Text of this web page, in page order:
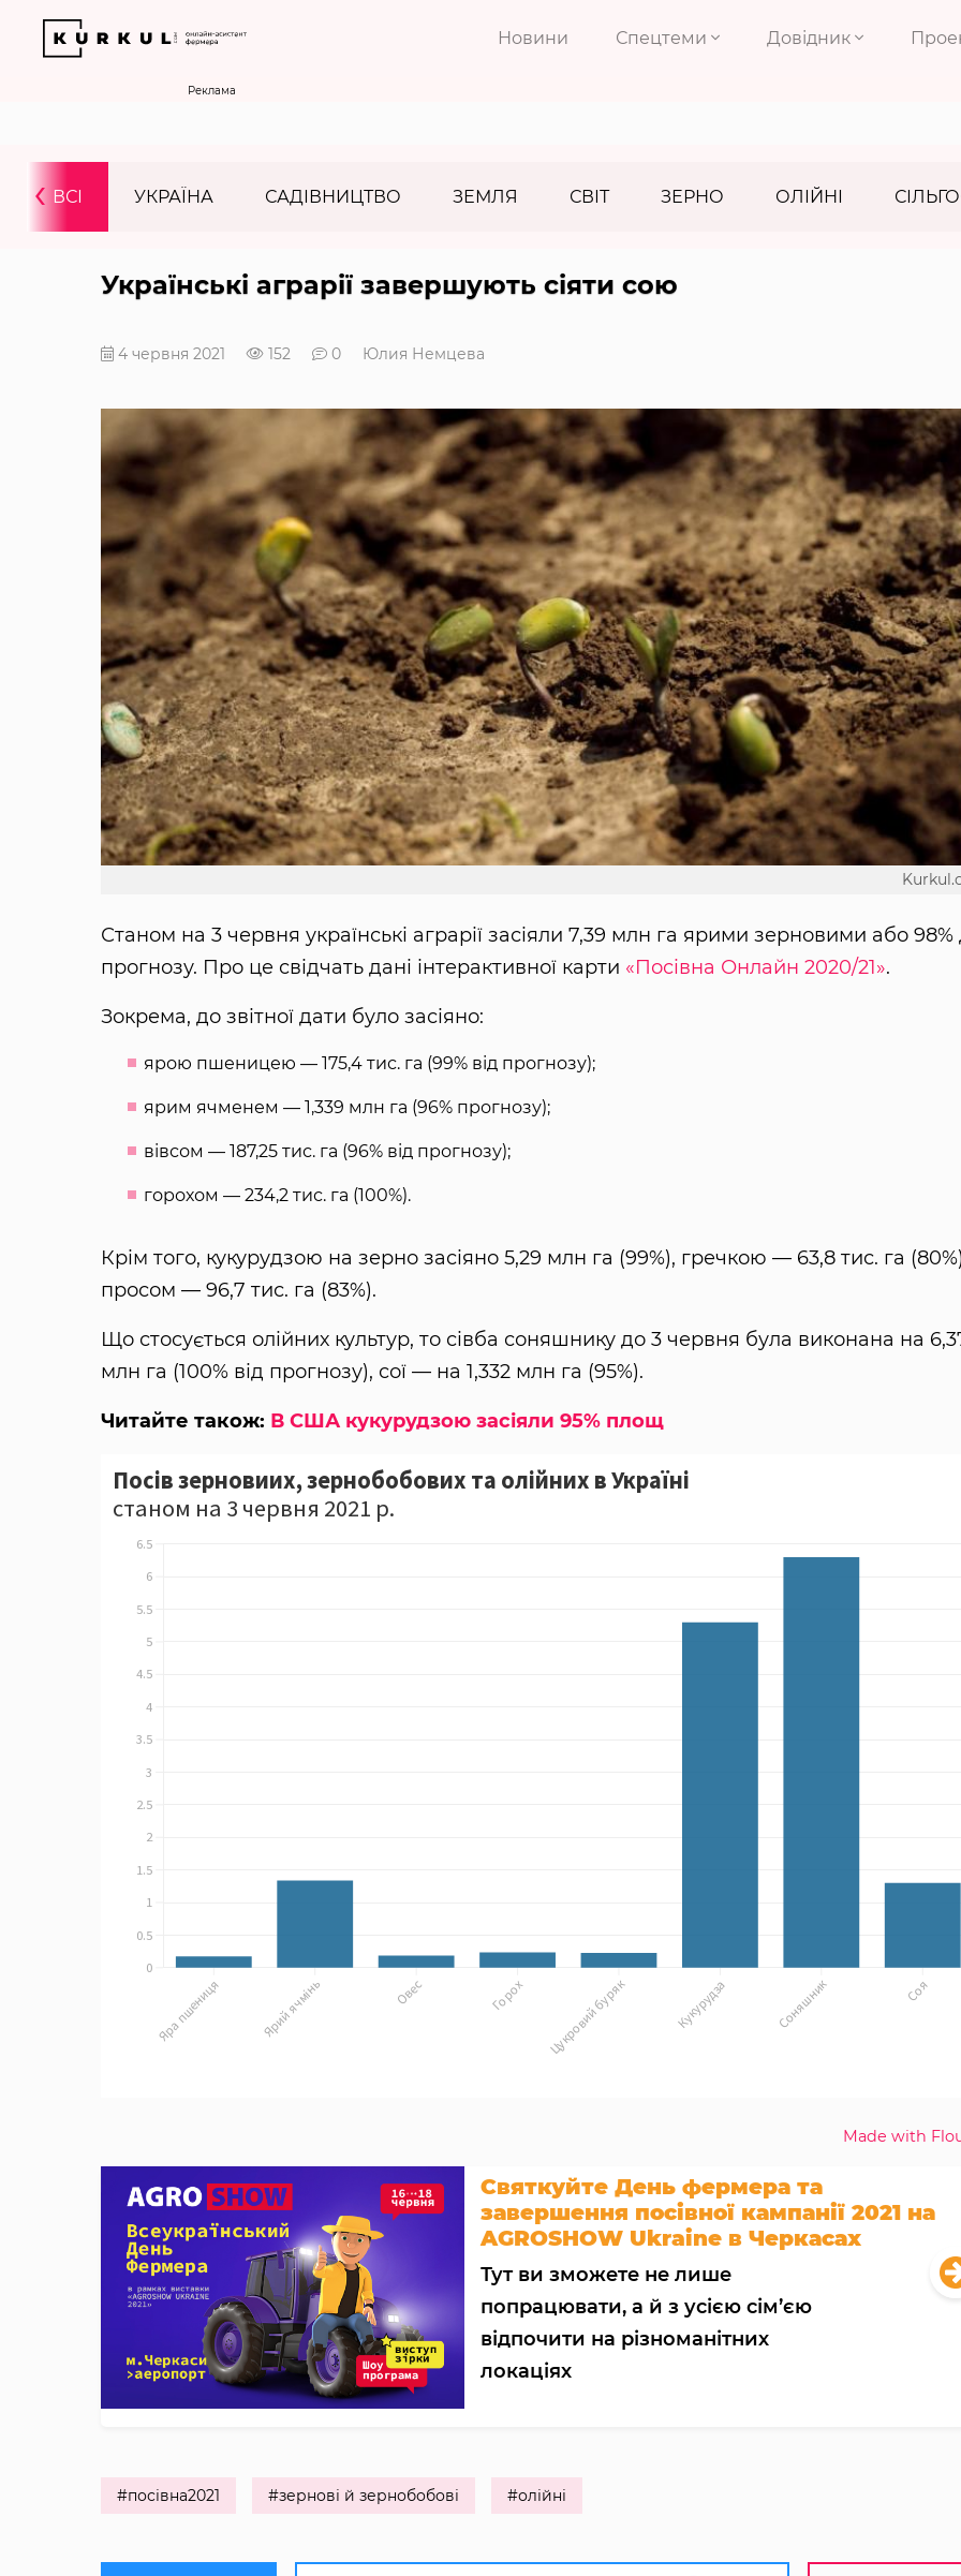
Новини Спецтеми Довідник
Реклама
ВСІ УКРАЇНА САДІВНИЦТВО ЗЕМЛЯ СВІТ ЗЕРНО ОЛІЙНІ
‹
Українські аграрії завершують сіяти сою
4 червня 2021 152 0 Юлия Немцева
Станом на 3 червня українські аграрії засіяли 7,39 млн га ярими зерновими або 98%
прогнозу. Про це свідчать дані інтерактивної карти «Посівна Онлайн 2020/21».
Зокрема, до звітної дати було засіяно:
ярою пшеницею — 175,4 тис. га (99% від прогнозу);
ярим ячменем — 1,339 млн га (96% прогнозу);
вівсом — 187,25 тис. га (96% від прогнозу);
горохом — 234,2 тис. га (100%).
Крім того, кукурудзою на зерно засіяно 5,29 млн га (99%), гречкою — 63,8 тис. га
просом — 96,7 тис. га (83%).
Що стосується олійних культур, то сівба соняшнику до 3 червня була виконана на
млн га (100% від прогнозу), сої — на 1,332 млн га (95%).
Читайте також: В США кукурудзою засіяли 95% площ
Made with
Святкуйте День фермера та
завершення посівної кампанії 2021 на
AGROSHOW Ukraine в Черкасах
Тут ви зможете не лише
попрацювати, а й з усією сім’єю
відпочити на різноманітних
локаціях
#посівна2021 #зернові й зернобобові #олійні